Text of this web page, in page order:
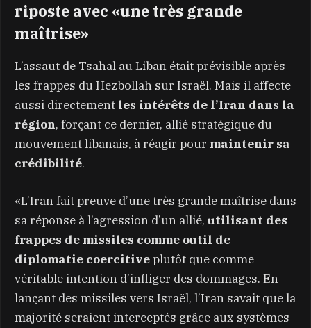
riposte avec «une très grande
maîtrise»
L’assaut de Tsahal au Liban était prévisible après
les frappes du Hezbollah sur Israël. Mais il affecte
aussi directement les intérêts de l’Iran dans la
région, forçant ce dernier, allié stratégique du
mouvement libanais, à réagir pour maintenir sa
crédibilité.
«L’Iran fait preuve d’une très grande maîtrise dans
sa réponse à l’agression d’un allié, utilisant des
frappes de missiles comme outil de
diplomatie coercitiveplutôt que comme
véritable intention d’infliger des dommages. En
lançant des missiles vers Israël, l’Iran savait que la
majorité seraient interceptés grâce aux systèmes